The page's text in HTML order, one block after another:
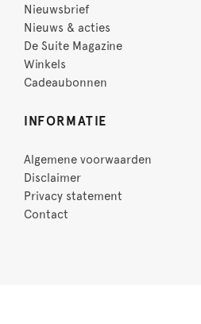
Nieuwsbrief
Nieuws & acties
De Suite Magazine
Winkels
Cadeaubonnen
INFORMATIE
Algemene voorwaarden
Disclaimer
Privacy statement
Contact